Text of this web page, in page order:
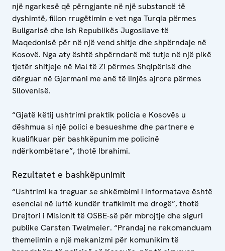
një ngarkesë që përngjante në një substancë të
dyshimtë, fillon rrugëtimin e vet nga Turqia përmes
Bullgarisë dhe ish Republikës Jugosllave të
Maqedonisë për në një vend shitje dhe shpërndaje në
Kosovë. Nga aty është shpërndarë më tutje në një pikë
tjetër shitjeje në Mal të Zi përmes Shqipërisë dhe
dërguar në Gjermani me anë të linjës ajrore përmes
Sllovenisë.
“Gjatë këtij ushtrimi praktik policia e Kosovës u
dëshmua si një polici e besueshme dhe partnere e
kualifikuar për bashkëpunim me policinë
ndërkombëtare”, thotë Ibrahimi.
Rezultatet e bashkëpunimit
“Ushtrimi ka treguar se shkëmbimi i informatave është
esencial në luftë kundër trafikimit me drogë”, thotë
Drejtori i Misionit të OSBE-së për mbrojtje dhe siguri
publike Carsten Twelmeier. “Prandaj ne rekomanduam
themelimin e një mekanizmi për komunikim të